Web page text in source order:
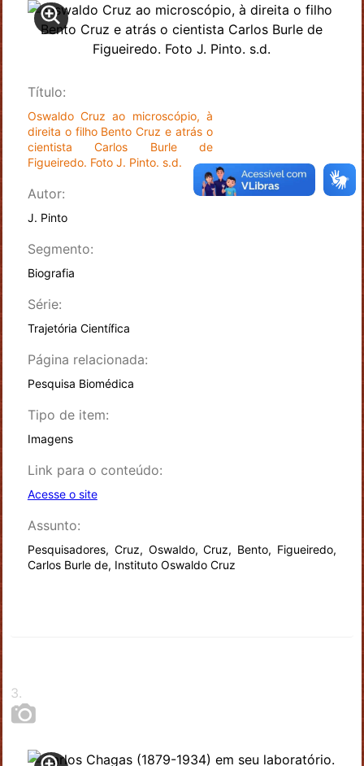
Título:
Oswaldo Cruz ao microscópio, à
direita o filho Bento Cruz e atrás o
cientista Carlos Burle de
Figueiredo. Foto J. Pinto. s.d.
Autor:
J. Pinto
Segmento:
Biografia
Série:
Trajetória Científica
Página relacionada:
Pesquisa Biomédica
Tipo de item:
Imagens
Link para o conteúdo:
Acesse o site
Assunto:
Pesquisadores, Cruz, Oswaldo, Cruz, Bento, Figueiredo,
Carlos Burle de, Instituto Oswaldo Cruz
3.